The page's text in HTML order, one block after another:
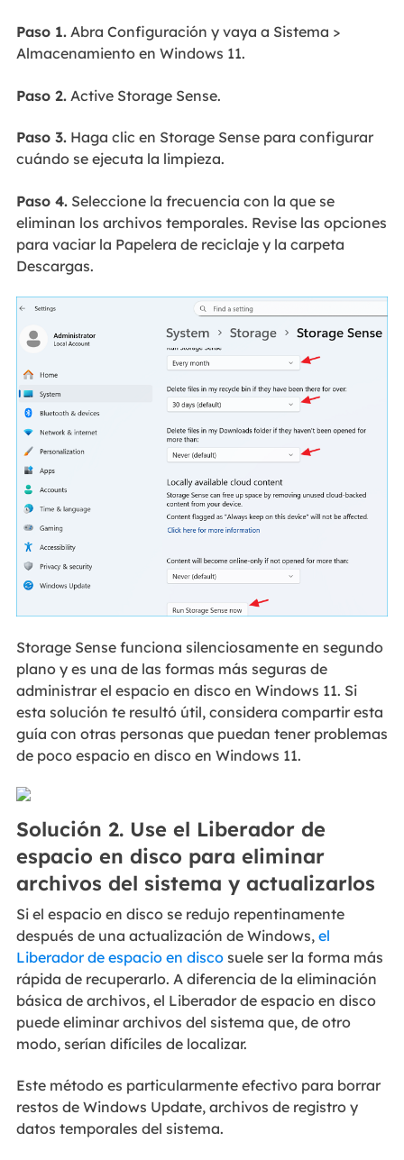
Paso 1.Abra Configuración y vaya a Sistema >
Almacenamiento en Windows 11.
Paso 2.Active Storage Sense.
Paso 3.Haga clic en Storage Sense para configurar
cuándo se ejecuta la limpieza.
Paso 4.Seleccione la frecuencia con la que se
eliminan los archivos temporales. Revise las opciones
para vaciar la Papelera de reciclaje y la carpeta
Descargas.
Storage Sense funciona silenciosamente en segundo
plano y es una de las formas más seguras de
administrar el espacio en disco en Windows 11. Si
esta solución te resultó útil, considera compartir esta
guía con otras personas que puedan tener problemas
de poco espacio en disco en Windows 11.
Solución 2. Use el Liberador de
espacio en disco para eliminar
archivos del sistema y actualizarlos
Si el espacio en disco se redujo repentinamente
después de una actualización de Windows, el
Liberador de espacio en discosuele ser la forma más
rápida de recuperarlo. A diferencia de la eliminación
básica de archivos, el Liberador de espacio en disco
puede eliminar archivos del sistema que, de otro
modo, serían difíciles de localizar.
Este método es particularmente efectivo para borrar
restos de Windows Update, archivos de registro y
datos temporales del sistema.